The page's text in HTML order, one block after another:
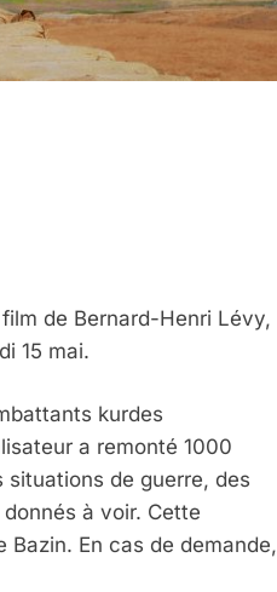
de Bernard-Henri Lévy,
15 mai.
kurdes
a remonté 1000
de guerre, des
à voir. Cette
Bazin. En cas de demande,